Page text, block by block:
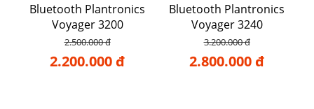
Bluetooth Plantronics
Voyager 3200
2.500.000 đ
2.200.000 đ
Bluetooth Plantronics
Voyager 3240
3.200.000 đ
2.800.000 đ